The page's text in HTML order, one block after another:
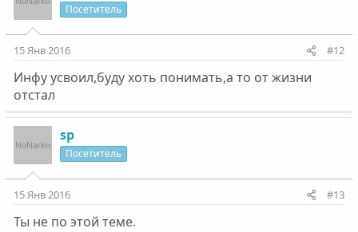
Посетитель
15 Янв 2016 #12
Инфу усвоил,буду хоть понимать,а то от жизни
отстал
sp
Посетитель
15 Янв 2016 #13
Ты не по этой теме.